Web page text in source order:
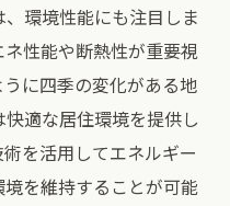
環境性能にも注目しま
性能や断熱性が重要視
に四季の変化がある地
適な居住環境を提供し
を活用してエネルギー
を維持することが可能